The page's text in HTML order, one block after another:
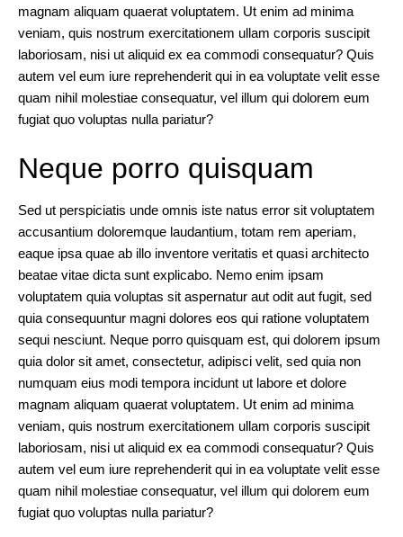
Animation
Core
Modules
News
Events
Forms
Layouts
Full
width
layouts
Full
width
magnam aliquam quaerat voluptatem. Ut enim ad minima
veniam, quis nostrum exercitationem ullam corporis suscipit
laboriosam, nisi ut aliquid ex ea commodi consequatur? Quis
autem vel eum iure reprehenderit qui in ea voluptate velit esse
quam nihil molestiae consequatur, vel illum qui dolorem eum
fugiat quo voluptas nulla pariatur?
Neque porro quisquam
Sed ut perspiciatis unde omnis iste natus error sit voluptatem
accusantium doloremque laudantium, totam rem aperiam,
eaque ipsa quae ab illo inventore veritatis et quasi architecto
beatae vitae dicta sunt explicabo. Nemo enim ipsam
voluptatem quia voluptas sit aspernatur aut odit aut fugit, sed
quia consequuntur magni dolores eos qui ratione voluptatem
sequi nesciunt. Neque porro quisquam est, qui dolorem ipsum
quia dolor sit amet, consectetur, adipisci velit, sed quia non
numquam eius modi tempora incidunt ut labore et dolore
magnam aliquam quaerat voluptatem. Ut enim ad minima
veniam, quis nostrum exercitationem ullam corporis suscipit
laboriosam, nisi ut aliquid ex ea commodi consequatur? Quis
autem vel eum iure reprehenderit qui in ea voluptate velit esse
quam nihil molestiae consequatur, vel illum qui dolorem eum
fugiat quo voluptas nulla pariatur?